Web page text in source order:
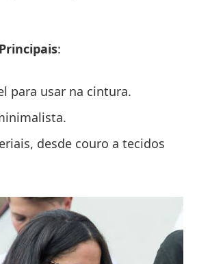
:
para usar na cintura.
desde couro a tecidos